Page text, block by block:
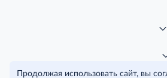
Стань клиентом METRO
Условия доставки
Получить карту для
O METRO
Продолжая использовать сайт, вы